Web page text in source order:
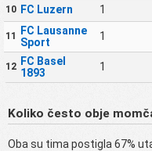
10 FC Luzern 1
11
FC Lausanne
Sport
1
12 FC Basel
1893
1
Koliko često obje
Oba su tima postigla 67%